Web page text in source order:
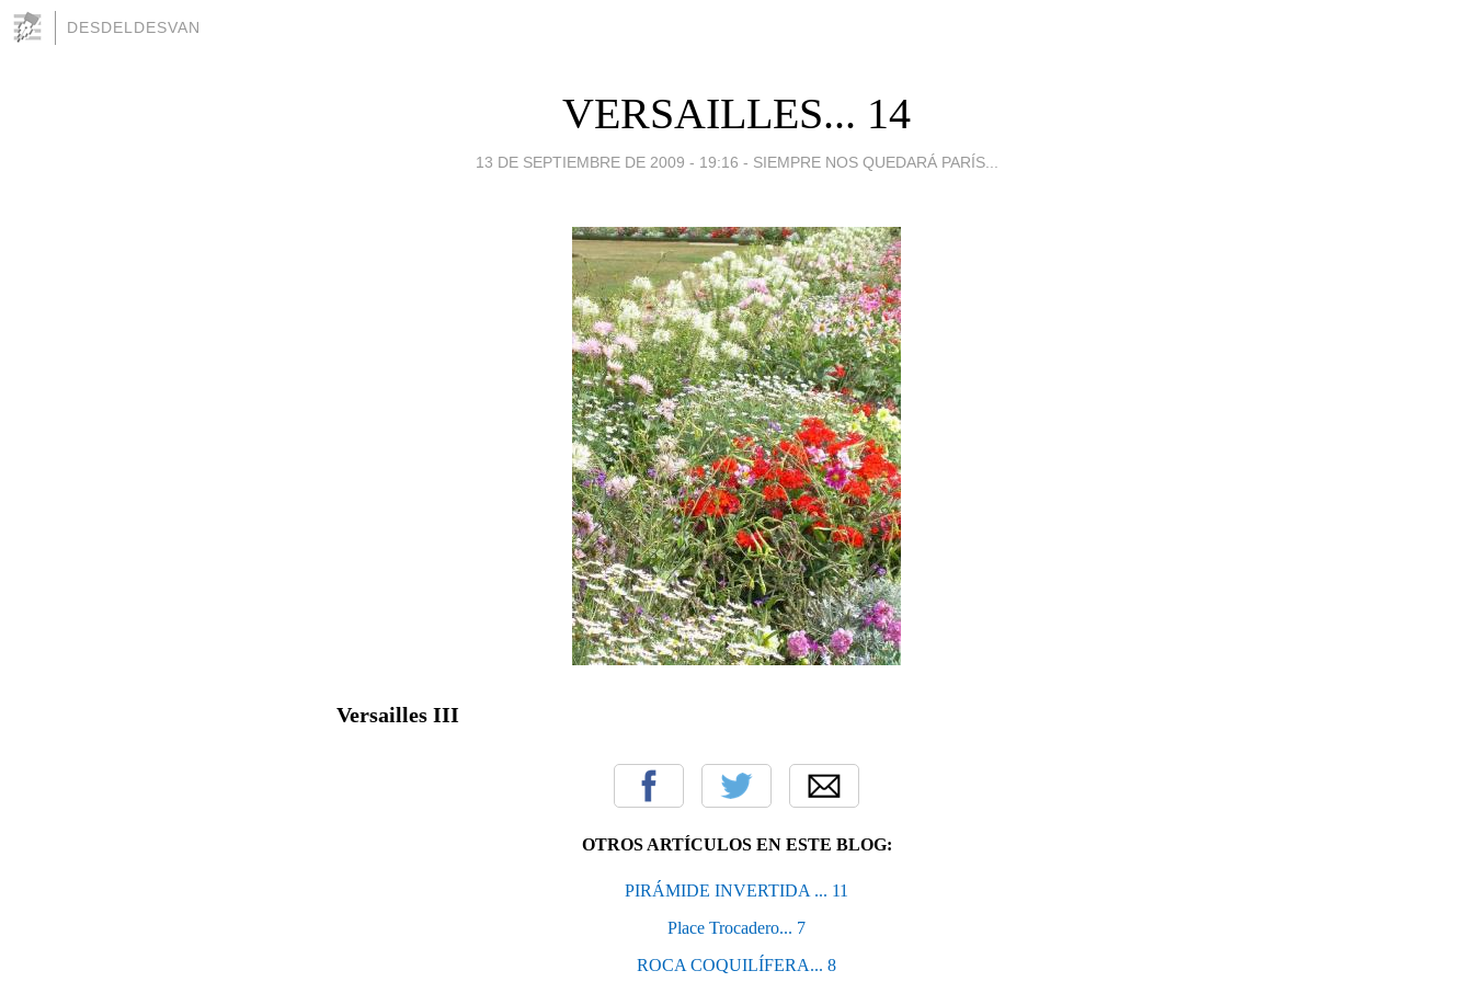
DESDELDESVAN
VERSAILLES... 14
13 DE SEPTIEMBRE DE 2009 - 19:16 - SIEMPRE NOS QUEDARÁ PARÍS...
Versailles III
OTROS ARTÍCULOS EN ESTE BLOG:
PIRÁMIDE INVERTIDA ... 11
Place Trocadero... 7
ROCA COQUILÍFERA... 8